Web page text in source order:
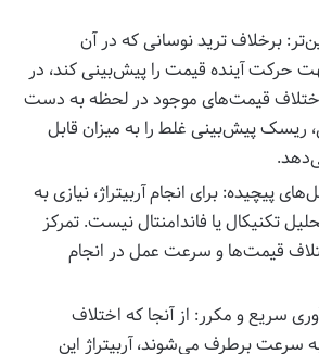
برخلاف ترید نوسانی که در آن
حرکت آینده قیمت را پیش‌بینی کند، در
اختلاف قیمت‌های موجود در لحظه به دست
ریسک پیش‌بینی غلط را به میزان قابل
پیچیده: برای انجام آربیتراژ، نیازی به
تکنیکال یا فاندامنتال نیست. تمرکز
قیمت‌ها و سرعت عمل در انجام
سریع و مکرر: از آنجا که اختلاف
سرعت برطرف می‌شوند، آربیتراژ این